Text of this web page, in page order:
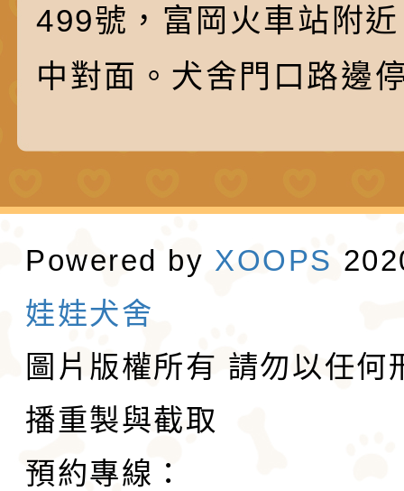
499號，富岡火車站附
中對面。犬舍門口路邊
Powered by XOOPS
娃娃犬舍
圖片版權所有 請勿以任何
播重製與截取
預約專線：